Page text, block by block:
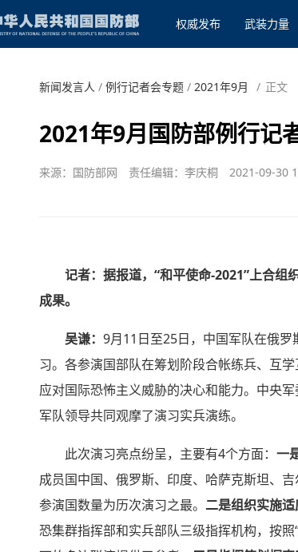
权威发布 武装力量
新闻发言人 / 例行记者会专题/ 2021年9月 / 正文
2021年9月国防部例行记
来源：国防部网 责任编辑：李庆桐 2021-09-30
记者：据报道，“和平使命-2021”上合组
成果。
吴谦： 9月11日至25日，中国军队在俄罗
习。各参演国部队在筹划阶段合帐练兵、互
应对国际恐怖主义威胁的决心和能力。中央
军队领导共同观摩了演习实兵演练。
此次演习亮点纷呈，主要有4个方面： 一
成员国中国、俄罗斯、印度、哈萨克斯坦、
参演国数量为历次演习之最。 二是组织实施适
恐集群指挥部和实兵部队三级指挥机构，按